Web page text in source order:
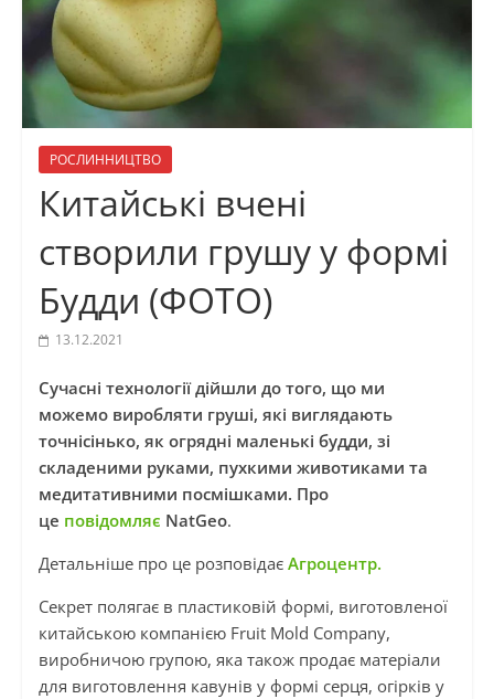
РОСЛИННИЦТВО
Китайські вчені
створили грушу у формі
Будди (ФОТО)
13.12.2021
Сучасні технології дійшли до того, що ми
можемо виробляти груші, які виглядають
точнісінько, як огрядні маленькі будди, зі
складеними руками, пухкими животиками та
медитативними посмішками. Про
це повідомляє NatGeo.
Детальніше про це розповідає Агроцентр.
Секрет полягає в пластиковій формі, виготовленої
китайською компанією Fruit Mold Company,
виробничою групою, яка також продає матеріали
для виготовлення кавунів у формі серця, огірків у